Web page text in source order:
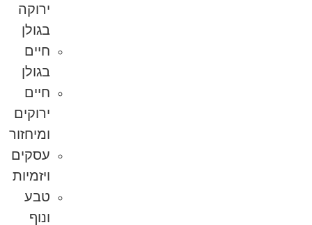
ירוקה
בגולן
חיים
בגולן
חיים
ירוקים
ומיחזור
עסקים
ויזמיות
טבע